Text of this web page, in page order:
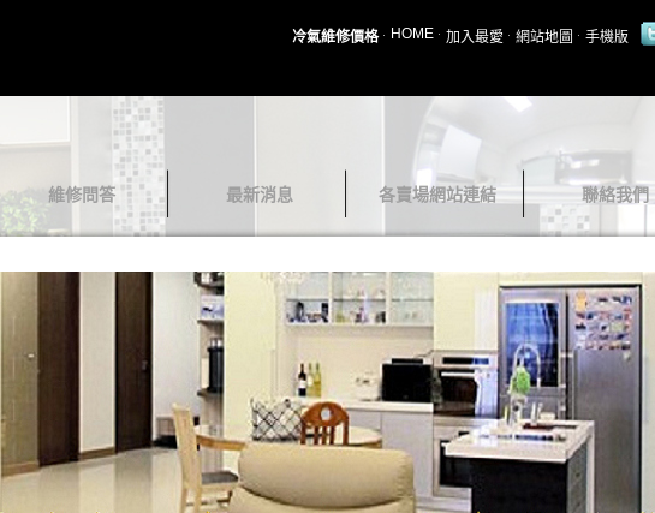
冷氣維修價格 HOME 加入最愛 網站地圖 手機版
維修問答 最新消息 各賣場網站連結 聯絡我們